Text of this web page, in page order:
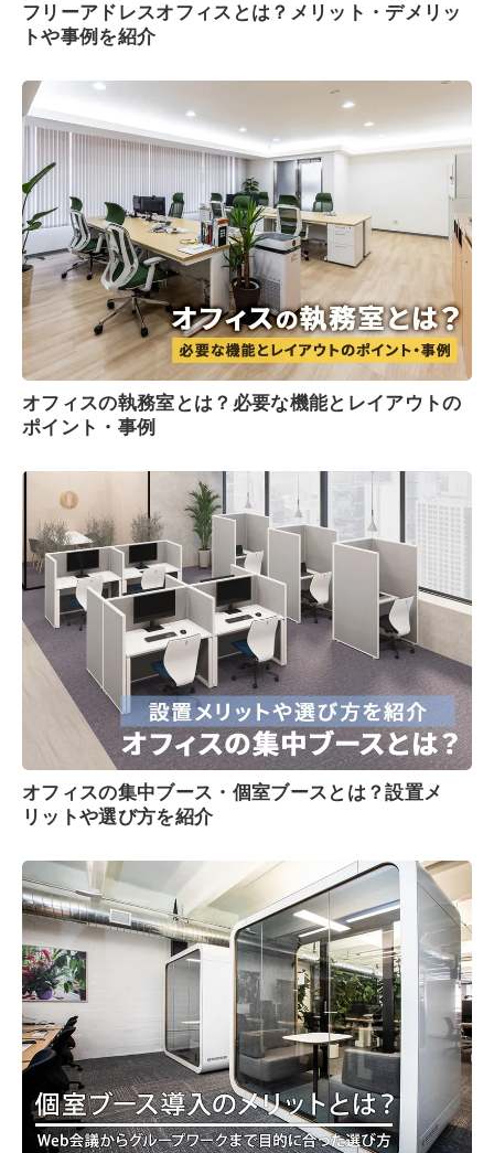
フリーアドレスオフィスとは？メリット・デメリッ
トや事例を紹介
オフィスの執務室とは？必要な機能とレイアウトの
ポイント・事例
オフィスの集中ブース・個室ブースとは？設置メ
リットや選び方を紹介